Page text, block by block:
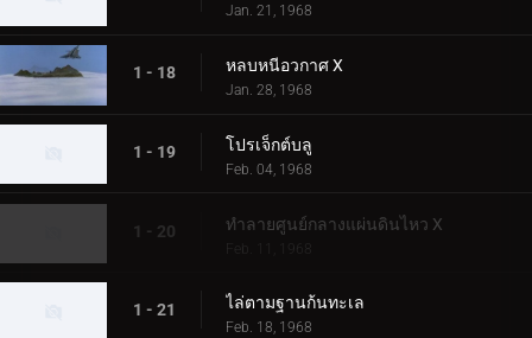
Jan. 21, 1968
1 - 18 หลบหนีอวกาศ X
Jan. 28, 1968
1 - 19 โปรเจ็กต์บลู
Feb. 04, 1968
1 - 20 ทำลายศูนย์กลางแผ่นดินไหว X
Feb. 11, 1968
1 - 21 ไล่ตามฐานก้นทะเล
Feb. 18, 1968